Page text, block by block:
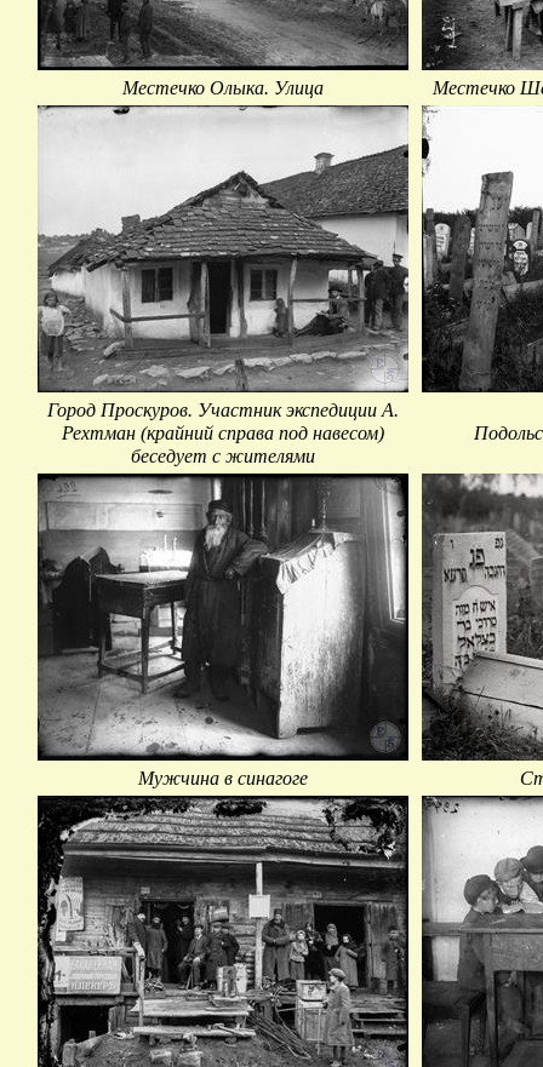
Местечко Олыка. Улица Местечко
Город Проскуров. Участник экспедиции А.
Рехтман (крайний справа под навесом)
беседует с жителями
Мужчина в синагоге